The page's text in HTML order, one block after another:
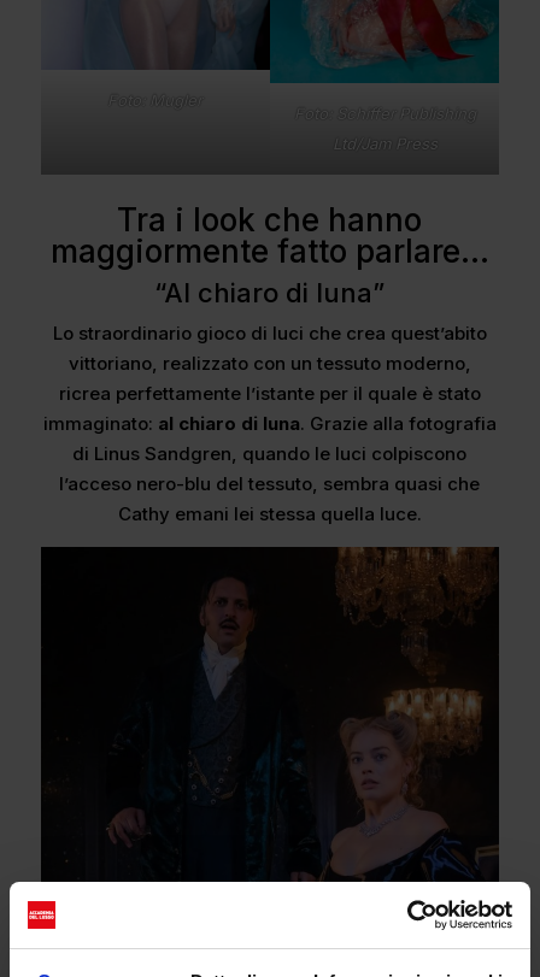
Foto: Mugler
Foto: Schiffer Publishing
Ltd/Jam Press
Tra i look che hanno
maggiormente fatto parlare…
“Al chiaro di luna”
Lo straordinario gioco di luci che crea quest’abito
vittoriano, realizzato con un tessuto moderno,
ricrea perfettamente l’istante per il quale è stato
immaginato: al chiaro di luna. Grazie alla fotografia
di Linus Sandgren, quando le luci colpiscono
l’acceso nero-blu del tessuto, sembra quasi che
Cathy emani lei stessa quella luce.